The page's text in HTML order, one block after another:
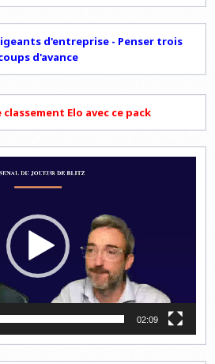
d'entreprise - Penser trois
d'avance
Elo avec ce pack
02:09